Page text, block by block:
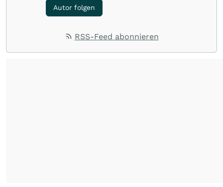
Autor folgen
RSS-Feed abonnieren